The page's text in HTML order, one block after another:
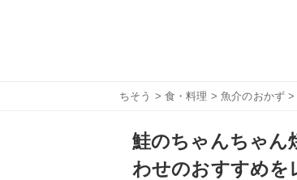
ちそう > 食・料理 >魚介のおかず >
鮭のちゃんちゃん
わせのおすすめを